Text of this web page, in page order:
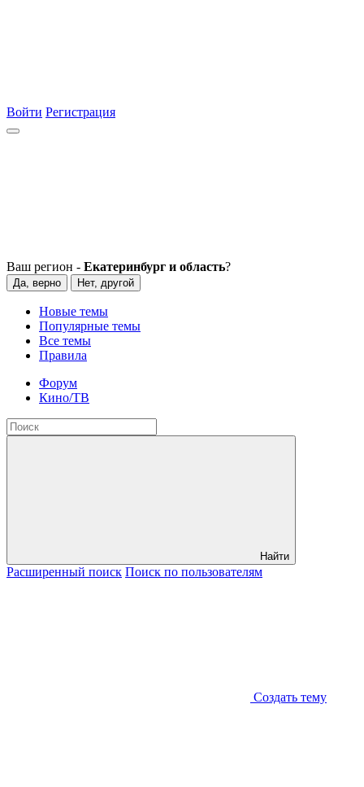
Войти Регистрация
Ваш регион - Екатеринбург и область?
Да, верно Нет, другой
Новые темы
Популярные темы
Все темы
Правила
Форум
Кино/ТВ
Найти
Расширенный поиск Поиск по пользователям
Создать тему